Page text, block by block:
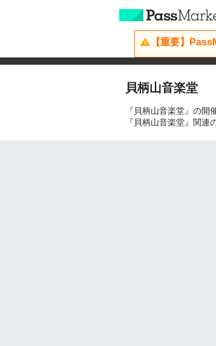
【重要】
貝柄山音楽堂
『貝柄山音楽堂』の開
『貝柄山音楽堂』関連